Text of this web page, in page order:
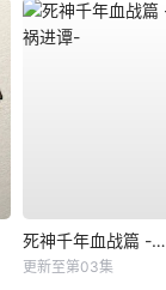
死神千年血战篇 -祸进谭-
更新至第03集